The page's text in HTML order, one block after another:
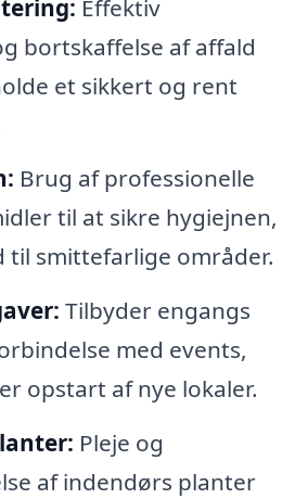
Effektiv
bortskaffelse af affald
et sikkert og rent
Brug af professionelle
til at sikre hygiejnen,
smittefarlige områder.
Tilbyder engangs
med events,
opstart af nye lokaler.
Pleje og
af indendørs planter